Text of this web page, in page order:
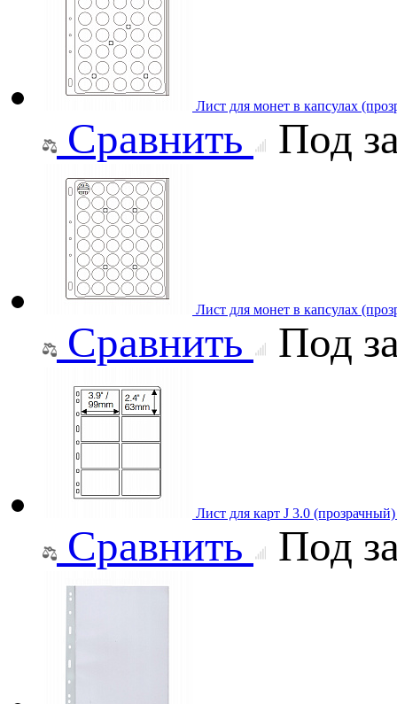
Лист для монет в капсулах
Сравнить Под
Лист для монет в капсулах
Сравнить Под
Лист для карт J 3.0
Сравнить Под